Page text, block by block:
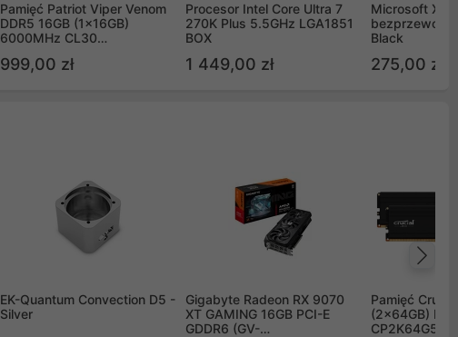
Pamięć Patriot Viper Venom
DDR5 16GB (1x16GB)
6000MHz CL30
999,00 zł
Procesor Intel Core Ultra 7
270K Plus 5.5GHz LGA1851
BOX
1 449,00 zł
Microsoft
Black
275,00 zł
EK-Quantum Convection D5 -
Silver
Gigabyte Radeon RX 9070
XT GAMING 16GB PCI-E
GDDR6 (GV-
Pamięć
(2x64GB)